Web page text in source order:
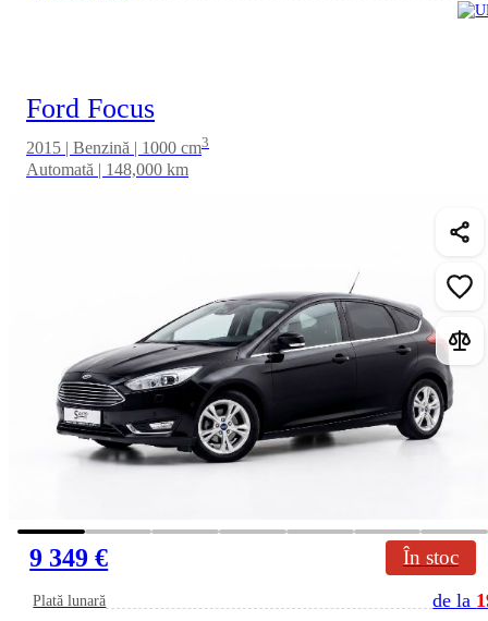
Ford Focus
2015 | Benzină | 1000 cm3
Automată | 148,000 km
9 349 € În stoc
Plată lunară de la